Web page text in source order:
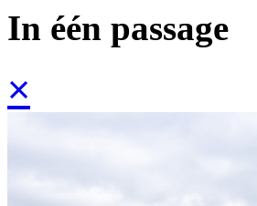
In één passage
×